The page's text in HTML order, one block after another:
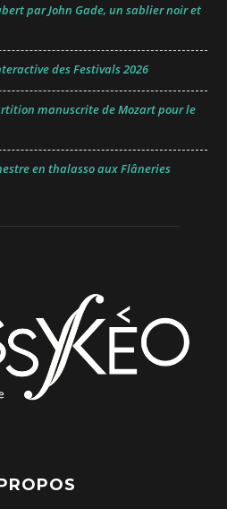
par John Gade, un sablier noir et
des Festivals 2026
manuscrite de Mozart pour le
en thalasso aux Flâneries